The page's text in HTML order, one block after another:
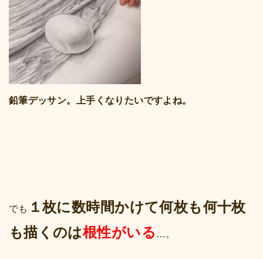
鉛筆デッサン。上手くなりたいですよね。
でも １枚に数時間かけて何枚も何十枚
も描くのは根性がいる